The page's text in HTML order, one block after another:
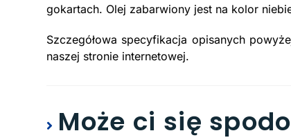
gokartach. Olej zabarwiony jest na kolor
Szczegółowa specyfikacja opisanych
naszej stronie internetowej.
Może ci się